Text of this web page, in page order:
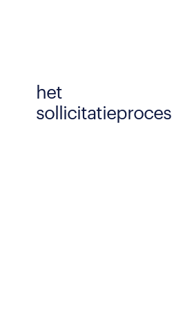
het
sollicitatieproces